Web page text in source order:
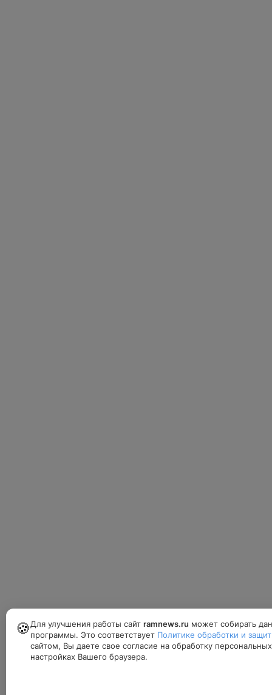
🍪 Для улучшения работы сайт ramnews.ru может собирать
программы. Это соответствует Политике обработки и
сайтом, Вы даете свое согласие на обработку
настройках Вашего браузера.